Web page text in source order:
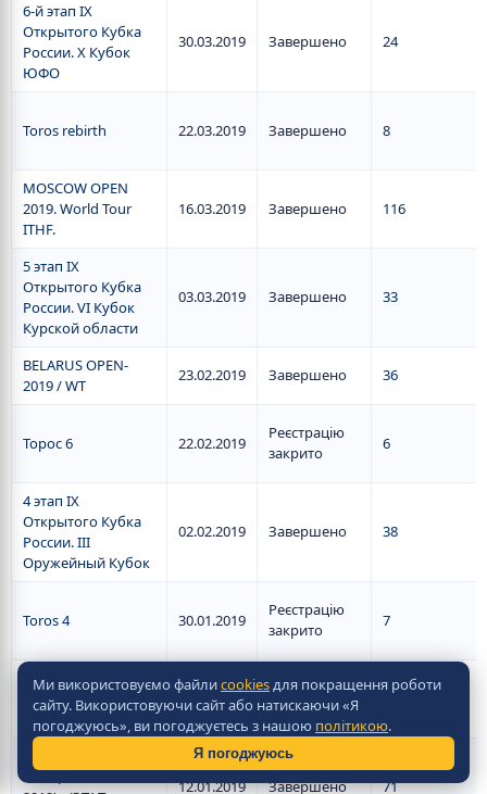
6-й этап IX
Открытого Кубка
России. X Кубок
ЮФО
30.03.2019 Завершено 24
Toros rebirth 22.03.2019 Завершено 8
MOSCOW OPEN
2019. World Tour
ITHF.
16.03.2019 Завершено 116
5 этап IX
Открытого Кубка
России. VI Кубок
Курской области
03.03.2019 Завершено 33
BELARUS OPEN-
2019 / WT
23.02.2019 Завершено 36
Торос 6 22.02.2019
Реєстрацію
закрито
6
4 этап IX
Открытого Кубка
России. III
Оружейный Кубок
02.02.2019 Завершено 38
Toros 4 30.01.2019
Реєстрацію
закрито
7
Toros 2019 — 1 17.01.2019
Реєстрацію
закрито
2019 (KURSK CUP
12.01.2019 Завершено 71
Ми використовуємо файлиcookiesдля покращення роботи
сайту. Використовуючи сайт або натискаючи «Я
погоджуюсь», ви погоджуєтесь з нашою політикою.
Я погоджуюсь